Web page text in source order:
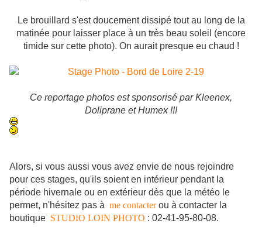
Le brouillard s'est doucement dissipé tout au long de la
matinée pour laisser place à un très beau soleil (encore
timide sur cette photo). On aurait presque eu chaud !
Ce reportage photos est sponsorisé par Kleenex,
Doliprane et Humex !!!
Alors, si vous aussi vous avez envie de nous rejoindre
pour ces stages, qu'ils soient en intérieur pendant la
période hivernale ou en extérieur dès que la météo le
permet, n'hésitez pas à me contacterou à contacter la
boutique STUDIO LOIN PHOTO : 02-41-95-80-08.